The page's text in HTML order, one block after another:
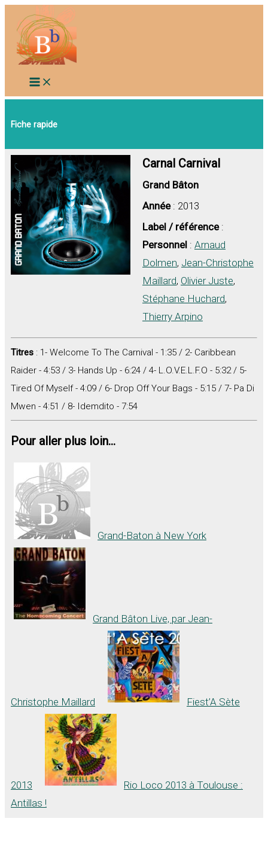
contenu
Fiche rapide
Carnal Carnival
Grand Bâton
Année: 2013
Label / référence:
Personnel : Arnaud
Dolmen, Jean-Christophe
Maillard, Olivier Juste,
Stéphane Huchard,
Thierry Arpino
Titres : 1- Welcome To The Carnival - 1:35 / 2- Caribbean
Raider - 4:53 / 3- Hands Up - 6:24 / 4- L.O.V.E.L.F.O - 5:32 / 5-
Tired Of Myself - 4:09 / 6- Drop Off Your Bags - 5:15 / 7- Pa Di
Mwen - 4:51 / 8- Idemdito - 7:54
Pour aller plus loin...
Grand-Baton à New York
Grand Bâton Live, par Jean-
Christophe Maillard Fiest’A Sète
2013
Rio Loco 2013 à Toulouse :
Antillas !